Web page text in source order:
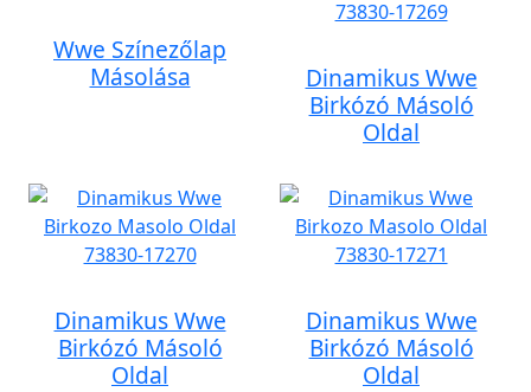
Wwe Színezőlap
Másolása
Dinamikus Wwe
Birkózó Másoló
Oldal
Dinamikus Wwe
Birkózó Másoló
Oldal
Dinamikus Wwe
Birkózó Másoló
Oldal